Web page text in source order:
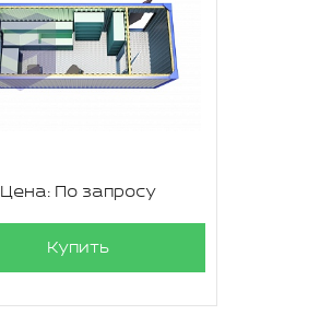
Цена: По запросу
Купить